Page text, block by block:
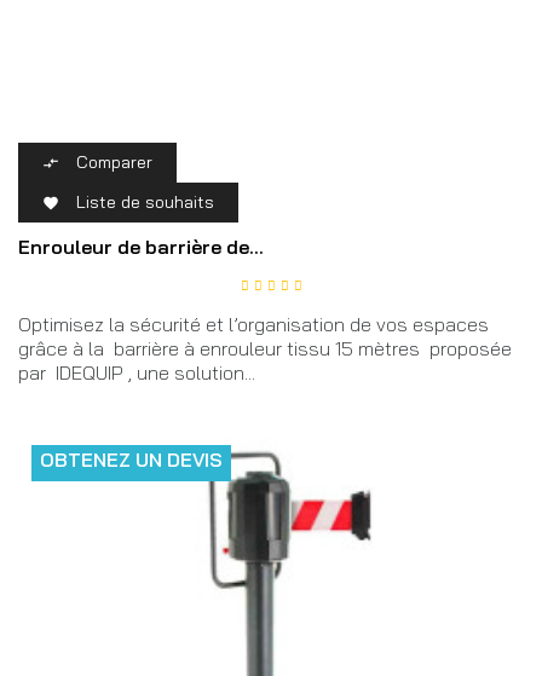
 Comparer
 Liste de souhaits
Enrouleur de barrière de...
Optimisez la sécurité et l’organisation de vos espaces
grâce à la barrière à enrouleur tissu 15 mètres proposée
par IDEQUIP , une solution...
OBTENEZ UN DEVIS